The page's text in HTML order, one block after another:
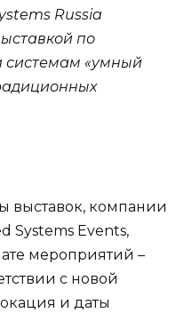
Russia
по
системам «умный
выставок, компании
Events,
мероприятий –
с новой
и даты